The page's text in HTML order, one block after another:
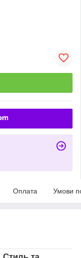
Оплата Умови